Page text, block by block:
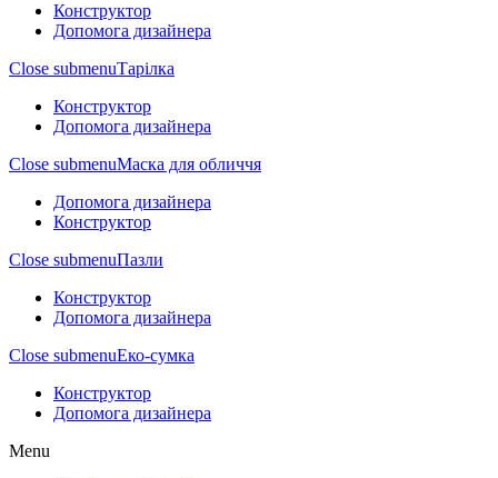
Конструктор
Допомога дизайнера
Close submenuТарілка
Конструктор
Допомога дизайнера
Close submenuМаска для обличчя
Допомога дизайнера
Конструктор
Close submenuПазли
Конструктор
Допомога дизайнера
Close submenuЕко-сумка
Конструктор
Допомога дизайнера
Menu